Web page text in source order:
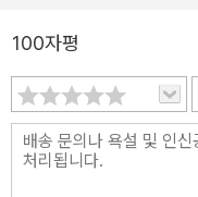
입증하기 위해서 법전 편찬에 박차를 가
잔틴 문화로 대표되는 동
것을 문화적 굴복으로 여
드족이 이탈리아를 점령해
도 로마의 법률 전통과 유
며, 나아가 동방의 법률 문
100자평